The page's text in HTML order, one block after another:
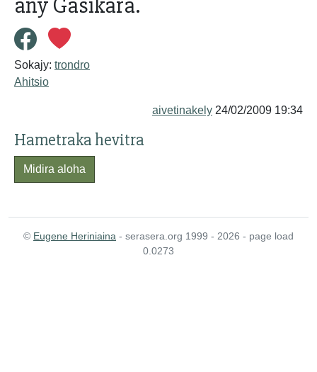
Sokajy: trondro
Ahitsio
aivetinakely 24/02/2009 19:34
Hametraka hevitra
Midira aloha
© Eugene Heriniaina - serasera.org 1999 - 2026 - page load
0.0273